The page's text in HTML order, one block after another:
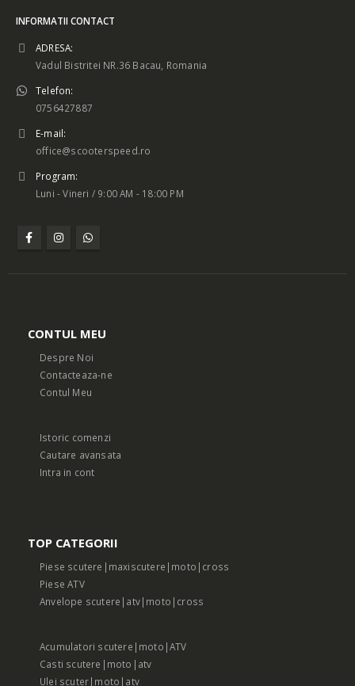
INFORMATII CONTACT
ADRESA:
Vadul Bistritei NR.36 Bacau, Romania
Telefon:
0756427887
E-mail:
office@scooterspeed.ro
Program:
Luni - Vineri / 9:00 AM - 18:00 PM
CONTUL MEU
Despre Noi
Contacteaza-ne
Contul Meu
Istoric comenzi
Cautare avansata
Intra in cont
TOP CATEGORII
Piese scutere|maxiscutere|moto|cross
Piese ATV
Anvelope scutere|atv|moto|cross
Acumulatori scutere|moto|ATV
Casti scutere|moto|atv
Ulei scuter|moto|atv